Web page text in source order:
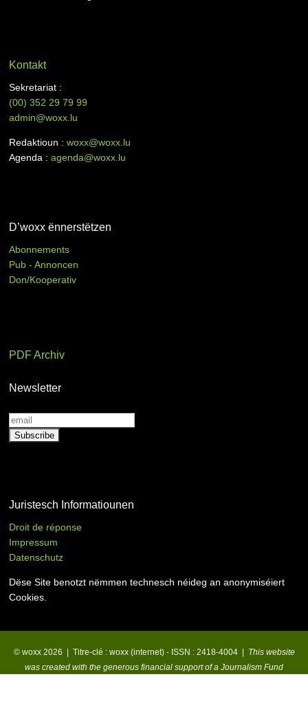
Kontakt
Sekretariat :
(00)352 29 79 99
admin@woxx.lu
Redaktioun :woxx@woxx.lu
Agenda :agenda@woxx.lu
D’woxx ënnerstëtzen
Abonnements
Pub - Annoncen
Don/Kooperativ
PDF Archiv
Newsletter
Juristesch Informatiounen
Droit de réponse
Impressum
Datenschutz
Dëse Site benotzt nëmmen technesch néideg an anonymiséiert
Cookies.
© woxx 2026 | Titre-clé : woxx (internet) - ISSN : 2418-4004 |
This website
was created with the generous financial support of a Journalism Fund